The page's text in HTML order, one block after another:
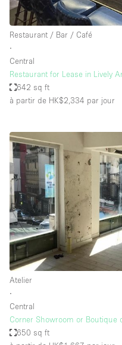
Restaurant / Bar / Café
∙
Central
Restaurant for Lease in Lively
642 sq ft
à partir de HK$2,334 par jour
Atelier
∙
Central
Corner Showroom or Boutique
650 sq ft